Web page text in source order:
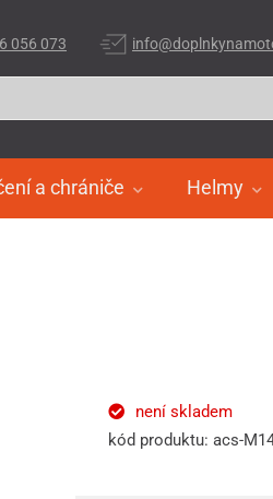
a chrániče Helmy
056 073
není skladem
kód produktu: acs-